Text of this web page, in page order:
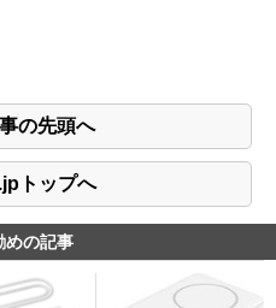
の先頭へ
トップへ
めの記事